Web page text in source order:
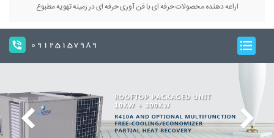
اراعه دهنده محصولات حرفه ای با فن آوری حرفه ای در زمینه تهویه مطبوع
09125157989